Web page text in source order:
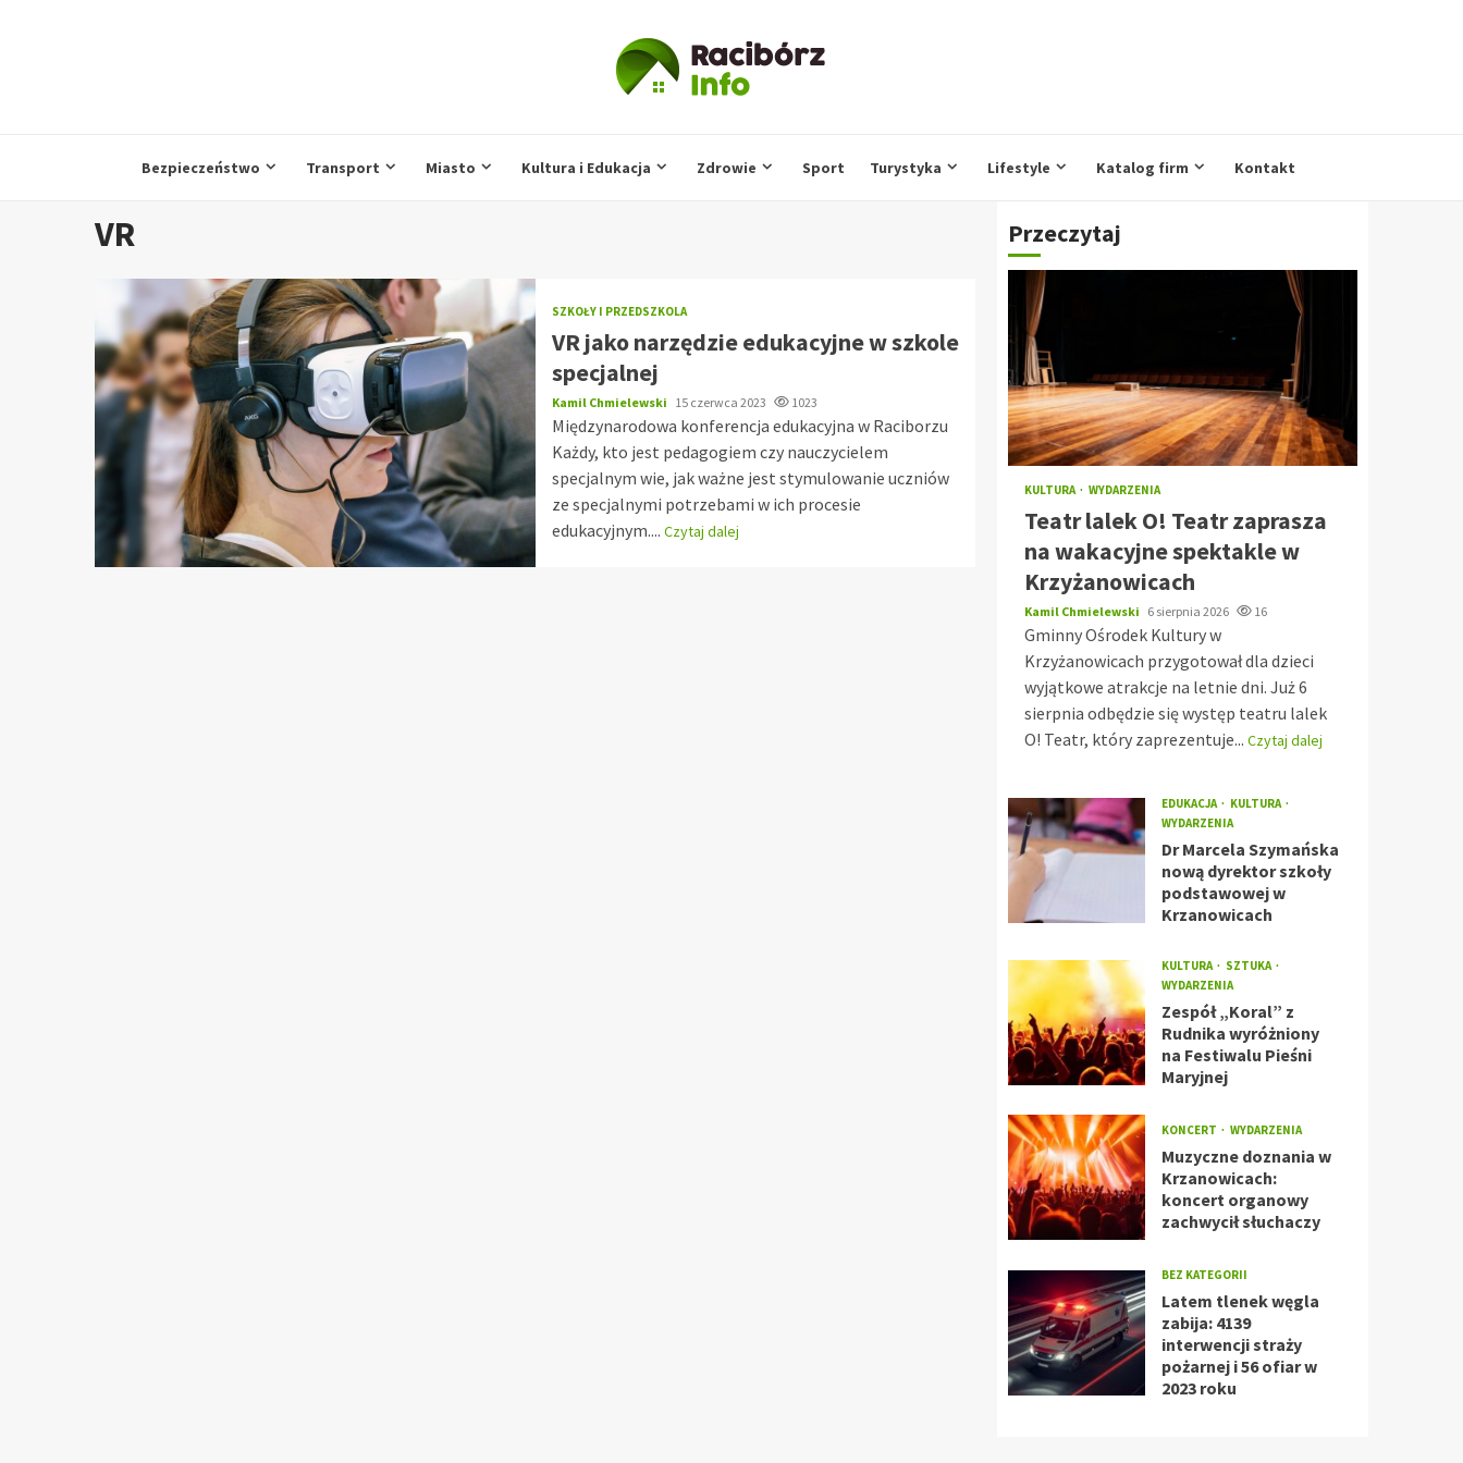
Bezpieczeństwo Transport Miasto Kultura i Edukacja Zdrowie Sport Turystyka Lifestyle Katalog firm Kontakt
VR
SZKOŁY I PRZEDSZKOLA
VR jako narzędzie edukacyjne w szkole
specjalnej
Kamil Chmielewski 15 czerwca 2023 1023
Międzynarodowa konferencja edukacyjna w Raciborzu
Każdy, kto jest pedagogiem czy nauczycielem
specjalnym wie, jak ważne jest stymulowanie uczniów
ze specjalnymi potrzebami w ich procesie
edukacyjnym.... Czytaj dalej
Przeczytaj
KULTURA WYDARZENIA
Teatr lalek O! Teatr zaprasza
na wakacyjne spektakle w
Krzyżanowicach
Kamil Chmielewski 6 sierpnia 2026 16
Gminny Ośrodek Kultury w
Krzyżanowicach przygotował dla dzieci
wyjątkowe atrakcje na letnie dni. Już 6
sierpnia odbędzie się występ teatru lalek
O! Teatr, który zaprezentuje... Czytaj dalej
EDUKACJA
KULTURA
WYDARZENIA
Dr Marcela Szymańska
nową dyrektor szkoły
podstawowej w
Krzanowicach
KULTURA
SZTUKA
WYDARZENIA
Zespół „Koral” z
Rudnika wyróżniony
na Festiwalu Pieśni
Maryjnej
KONCERT WYDARZENIA
Muzyczne doznania w
Krzanowicach:
koncert organowy
zachwycił słuchaczy
BEZ KATEGORII
Latem tlenek węgla
zabija: 4139
interwencji straży
pożarnej i 56 ofiar w
2023 roku